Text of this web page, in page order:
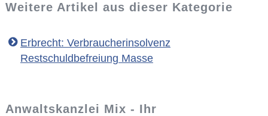
Weitere Artikel aus dieser Kategorie
Erbrecht: Verbraucherinsolvenz
Restschuldbefreiung Masse
Anwaltskanzlei Mix - Ihr